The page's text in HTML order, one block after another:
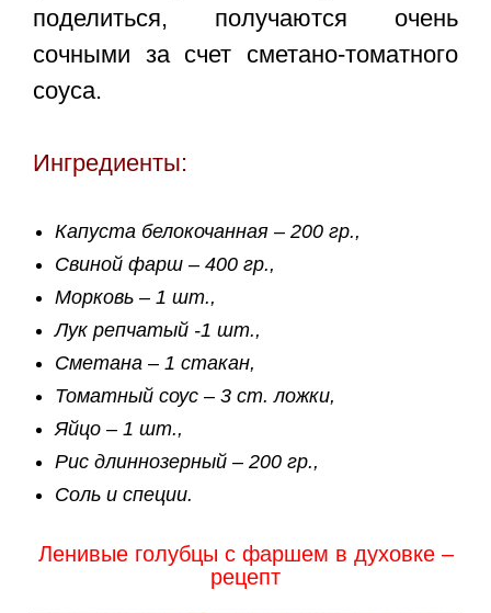
поделиться, получаются очень
сочными за счет сметано-томатного
соуса.
Ингредиенты:
Капуста белокочанная – 200 гр.,
Свиной фарш – 400 гр.,
Морковь – 1 шт.,
Лук репчатый -1 шт.,
Сметана – 1 стакан,
Томатный соус – 3 ст. ложки,
Яйцо – 1 шт.,
Рис длиннозерный – 200 гр.,
Соль и специи.
Ленивые голубцы с фаршем в духовке –
рецепт